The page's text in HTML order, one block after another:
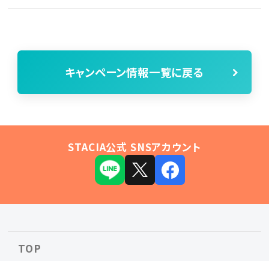
キャンペーン情報一覧に戻る
STACIA公式 SNSアカウント
TOP